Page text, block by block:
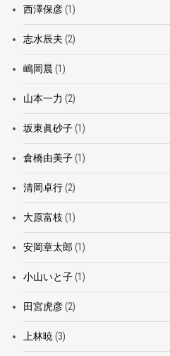
西澤保彦(1)
志水辰夫 (2)
嶋岡晨 (1)
山本一力 (2)
坂東眞砂子(1)
倉橋由美子(1)
清岡卓行(2)
大原富枝 (1)
安岡章太郎 (1)
小山いと子(1)
田宮虎彦(2)
上林暁 (3)